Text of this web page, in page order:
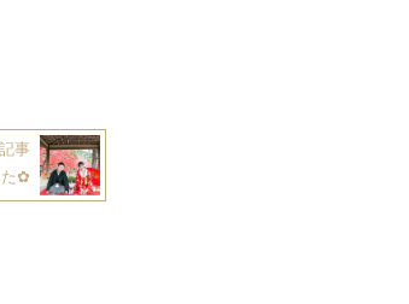
事
た✿